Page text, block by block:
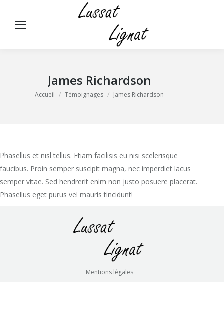
James Richardson
Vous êtes ici :
Accueil Témoignages James Richardson
Phasellus et nisl tellus. Etiam facilisis eu nisi scelerisque
faucibus. Proin semper suscipit magna, nec imperdiet lacus
semper vitae. Sed hendrerit enim non justo posuere placerat.
Phasellus eget purus vel mauris tincidunt!
Mentions légales
Panneau de gestion des cookies